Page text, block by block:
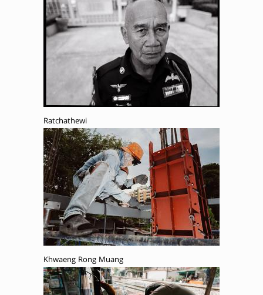
Ratchathewi
Khwaeng Rong Muang